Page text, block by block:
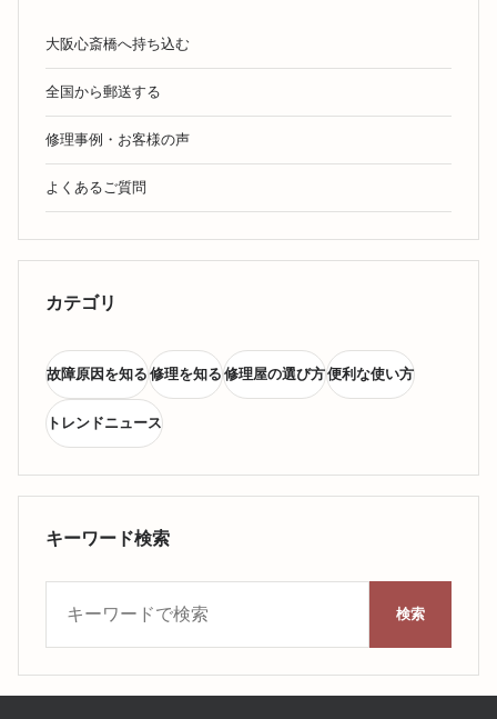
大阪心斎橋へ持ち込む
全国から郵送する
修理事例・お客様の声
よくあるご質問
カテゴリ
故障原因を知る修理を知る修理屋の選び方便利な使い方
トレンドニュース
キーワード検索
検索